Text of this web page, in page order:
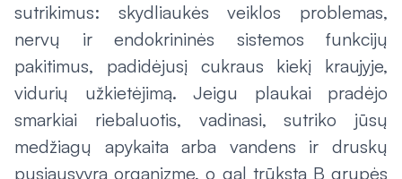
sutrikimus: skydliaukės veiklos problemas,
nervų ir endokrininės sistemos funkcijų
pakitimus, padidėjusį cukraus kiekį kraujyje,
vidurių užkietėjimą. Jeigu plaukai pradėjo
smarkiai riebaluotis, vadinasi, sutriko jūsų
medžiagų apykaita arba vandens ir druskų
pusiausvyra organizme, o gal trūksta B grupės